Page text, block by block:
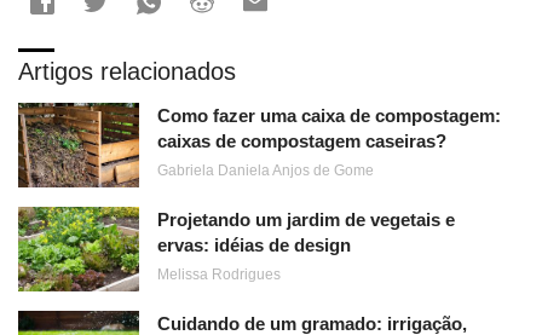
Artigos relacionados
Como fazer uma caixa de compostagem:
caixas de compostagem caseiras?
Gabriela Daniela Anjos de Gome
Projetando um jardim de vegetais e
ervas: idéias de design
Melissa Rodrigues
Cuidando de um gramado: irrigação,